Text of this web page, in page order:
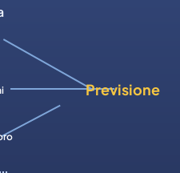
Previsione